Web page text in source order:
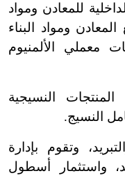
للمعادن ومواد
ومواد البناء
معملي الألمنيوم
النسيجية
النسيج.
وتقوم بإدارة
واستثمار أسطول